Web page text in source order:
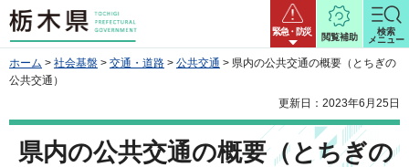
栃木県 緊急・防災
閲覧補助
検索
メニュー
ホーム > 社会基盤 > 交通・道路 > 公共交通 > 県内の公共交通の概要（とちぎの
公共交通）
更新日：2023年6月25日
県内の公共交通の概要（とちぎの